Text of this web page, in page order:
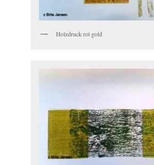
Holzdruck rot gold